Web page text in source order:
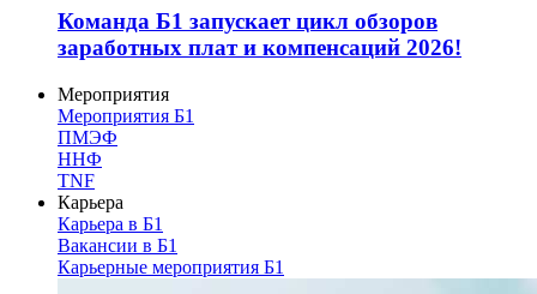
Команда Б1 запускает цикл обзоров
заработных плат и компенсаций 2026!
Мероприятия
Мероприятия Б1
ПМЭФ
ННФ
TNF
Карьера
Карьера в Б1
Вакансии в Б1
Карьерные мероприятия Б1